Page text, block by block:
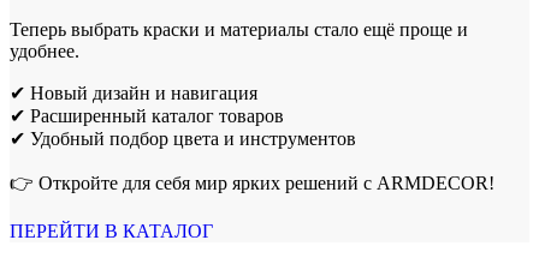
Теперь выбрать краски и материалы стало ещё проще и
удобнее.
✔ Новый дизайн и навигация
✔ Расширенный каталог товаров
✔ Удобный подбор цвета и инструментов
👉 Откройте для себя мир ярких решений с ARMDECOR!
ПЕРЕЙТИ В КАТАЛОГ